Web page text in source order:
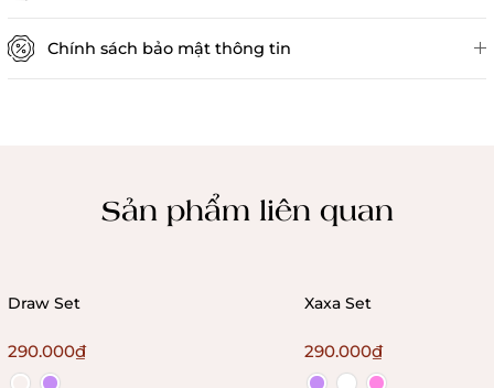
Chính sách bảo mật thông tin
Sản phẩm liên quan
Draw Set
290.000₫
Xaxa Set
290.000₫